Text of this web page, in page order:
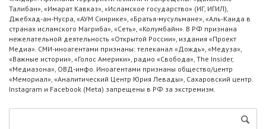
Талибан», «Имарат Кавказ», «Исламское государство» (ИГ, ИГИЛ),
Джебхад-ан-Нусра, «АУМ Синрике», «Братья-мусульмане», «Аль-Каида в
странах исламского Магриба», «Сеть», «Колумбайн». В РФ признана
нежелательной деятельность «Открытой России», издания «Проект
Медиа». СМИ-иноагентами признаны: телеканал «Дождь», «Медуза»,
«Важные истории», «Голос Америки», радио «Свобода», The Insider,
«Медиазона», ОВД-инфо. Иноагентами признаны общество/центр
«Мемориал», «Аналитический Центр Юрия Левады», Сахаровский центр.
Instagram и Facebook (Metа) запрещены в РФ за экстремизм.